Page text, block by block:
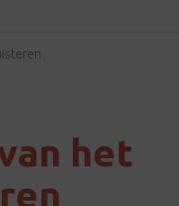
het